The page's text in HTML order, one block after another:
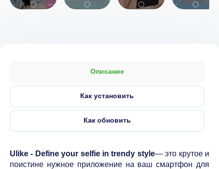
Описание
Как установить
Как обновить
Ulike - Define your selfie in trendy style— это крутое и
поистине нужное приложение на ваш смартфон для